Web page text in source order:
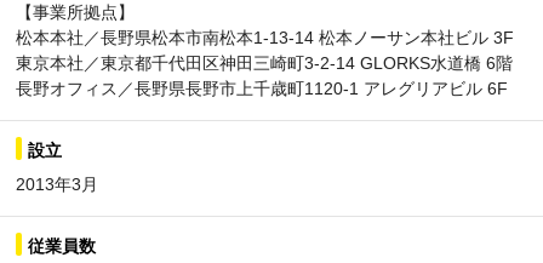
【事業所拠点】
松本本社／長野県松本市南松本1-13-14 松本ノーサン本社ビル 3F
東京本社／東京都千代田区神田三崎町3-2-14 GLORKS水道橋 6階
長野オフィス／長野県長野市上千歳町1120-1 アレグリアビル 6F
設立
2013年3月
従業員数